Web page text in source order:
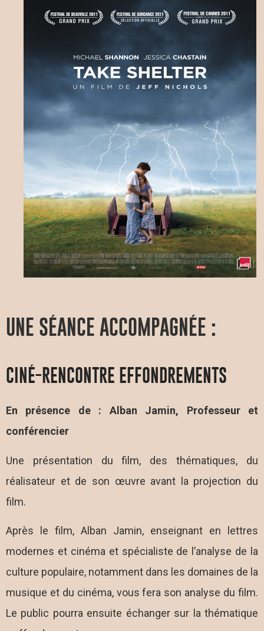
UNE SÉANCE ACCOMPAGNÉE :
CINÉ-RENCONTRE EFFONDREMENTS
En présence de : Alban Jamin, Professeur et
conférencier
Une présentation du film, des thématiques, du
réalisateur et de son œuvre avant la projection du
film.
Après le film, Alban Jamin, enseignant en lettres
modernes et cinéma et spécialiste de l’analyse de la
culture populaire, notamment dans les domaines de la
musique et du cinéma, vous fera son analyse du film.
Le public pourra ensuite échanger sur la thématique